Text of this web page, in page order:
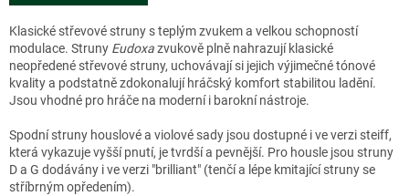
Klasické střevové struny s teplým zvukem a velkou schopností
modulace. Struny Eudoxazvukově plně nahrazují klasické
neopředené střevové struny, uchovávají si jejich výjimečné tónové
kvality a podstatně zdokonalují hráčský komfort stabilitou ladění.
Jsou vhodné pro hráče na moderní i barokní nástroje.
Spodní struny houslové a violové sady jsou dostupné i ve verzi steiff,
která vykazuje vyšší pnutí, je tvrdší a pevnější. Pro housle jsou struny
D a G dodávány i ve verzi "brilliant" (tenčí a lépe kmitající struny se
stříbrným opředením).